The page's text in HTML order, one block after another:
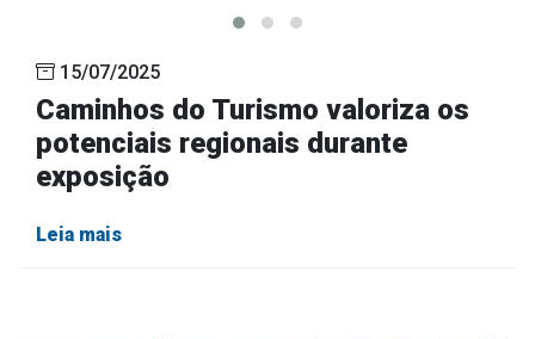
15/07/2025
Caminhos do Turismo valoriza os
potenciais regionais durante
exposição
Leia mais